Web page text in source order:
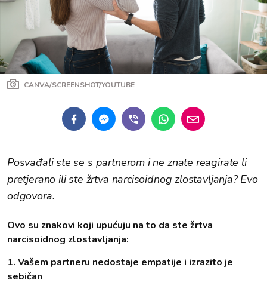
CANVA/SCREENSHOT/YOUTUBE
Posvađali ste se s partnerom i ne znate reagirate li
pretjerano ili ste žrtva narcisoidnog zlostavljanja? Evo
odgovora.
Ovo su znakovi koji upućuju na to da ste žrtva
narcisoidnog zlostavljanja:
1. Vašem partneru nedostaje empatije i izrazito je
sebičan